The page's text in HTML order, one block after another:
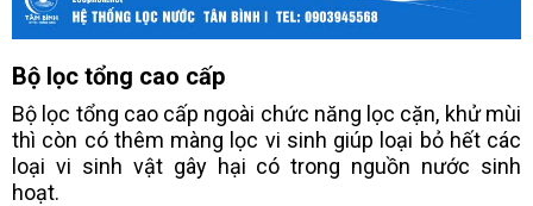
Bộ lọc tổng cao cấp
Bộ lọc tổng cao cấp ngoài chức năng lọc cặn, khử mùi
thì còn có thêm màng lọc vi sinh giúp loại bỏ hết các
loại vi sinh vật gây hại có trong nguồn nước sinh
hoạt.